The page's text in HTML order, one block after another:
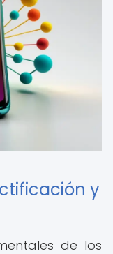
y
de los